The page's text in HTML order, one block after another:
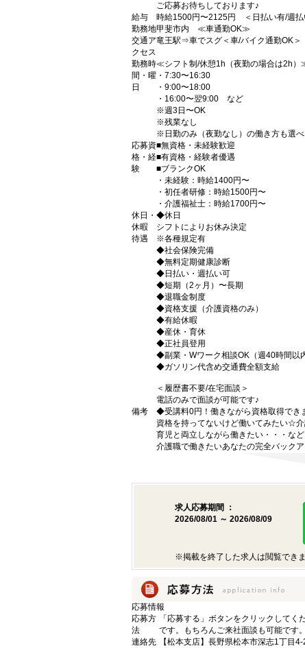
ご応募お待ちしております♪
給与
時給1500円〜2125円 ＜日払い有/週払
勤務地甲斐市内 ≪車通勤OK≫
交通ア
クセス
竜王駅⇒車でスグ＜車/バイク通勤OK＞
勤務時
間・曜
日
≪シフト制/休憩1h（夜勤の場合は2h）
・7:30〜16:30
・9:00〜18:00
・16:00〜翌9:00 など
※週3日〜OK
※残業なし
※日勤のみ（夜勤なし）の働き方も選べ
応募資
格・経
験
■無資格・未経験歓迎
■有資格・経験者優遇
■ブランクOK
・未経験：時給1400円〜
・初任者研修：時給1500円〜
・介護福祉士：時給1700円〜
休日・
休暇
◆休日
シフトによりお休み決定
待遇
※各種規定有
◆社会保険完備
◆無料定期健康診断
◆日払い・週払い可
◆短期（2ヶ月）〜長期
◆退職金制度
◆資格支援（介護資格のみ）
◆有給休暇
◆産休・育休
◆正社員登用
◆副業・Wワーク相談OK（週40時間以
◆ガソリン代含め交通費全額支給
＜履歴書不要/在宅面談＞
電話のみで面談が可能です♪
備考
◆受講料0円！働きながら資格取得で
資格を持ってないけど働いてみたい☆
育児と両立しながら働きたい・・・など
介護職で働きたいあなたの完全バック
求人応募期間 ：
2026/08/01 ～ 2026/08/09
※掲載を終了した求人は閲覧でき
応募情報
応募方
法
「応募する」ボタンをクリックして
です。もちろんご来社面談も可能です
連絡先
【松本支店】長野県松本市深志1丁目